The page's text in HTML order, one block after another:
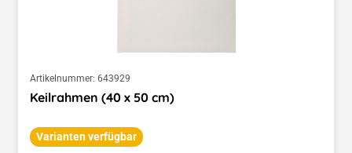
Artikelnummer: 643929
Keilrahmen (40 x 50 cm)
Varianten verfügbar